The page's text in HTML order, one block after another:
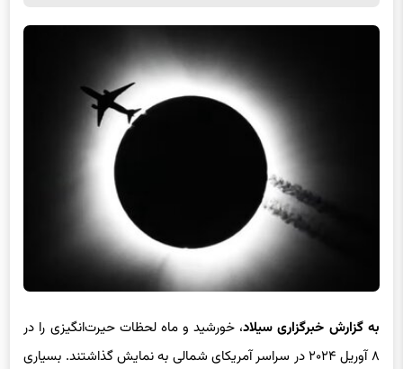
به گزارش خبرگزاری سیلاد، خورشید و ماه لحظات حیرت‌انگیزی را در
۸ آوریل ۲۰۲۴ در سراسر آمریکای شمالی به نمایش گذاشتند. بسیاری